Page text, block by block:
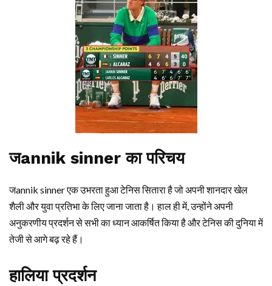
जannik sinner का परिचय
जannik sinner एक उभरता हुआ टेनिस सितारा है जो अपनी शानदार खेल
शैली और युवा प्रतिभा के लिए जाना जाता है। हाल ही में, उन्होंने अपनी
अनुकरणीय प्रदर्शन से सभी का ध्यान आकर्षित किया है और टेनिस की दुनिया में
तेजी से आगे बढ़ रहे हैं।
हालिया प्रदर्शन